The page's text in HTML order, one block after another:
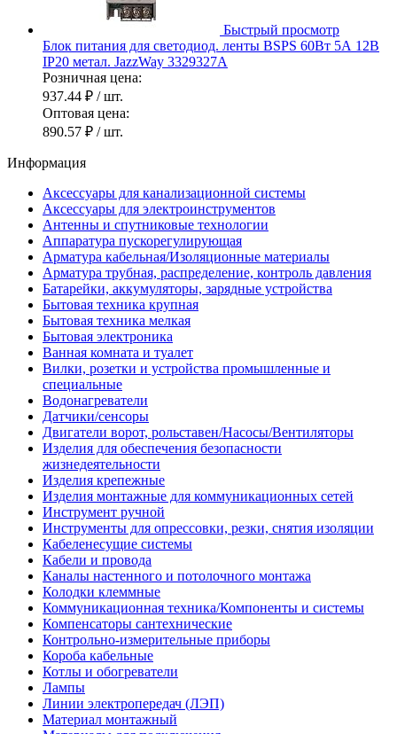
Быстрый просмотр
Блок питания для светодиод. ленты BSPS 60Вт 5А 12В
IP20 метал. JazzWay 3329327A
Розничная цена:
937.44 ₽ / шт.
Оптовая цена:
890.57 ₽ / шт.
Информация
Аксессуары для канализационной системы
Аксессуары для электроинструментов
Антенны и спутниковые технологии
Аппаратура пускорегулирующая
Арматура кабельная/Изоляционные материалы
Арматура трубная, распределение, контроль давления
Батарейки, аккумуляторы, зарядные устройства
Бытовая техника крупная
Бытовая техника мелкая
Бытовая электроника
Ванная комната и туалет
Вилки, розетки и устройства промышленные и
специальные
Водонагреватели
Датчики/сенсоры
Двигатели ворот, рольставен/Насосы/Вентиляторы
Изделия для обеспечения безопасности
жизнедеятельности
Изделия крепежные
Изделия монтажные для коммуникационных сетей
Инструмент ручной
Инструменты для опрессовки, резки, снятия изоляции
Кабеленесущие системы
Кабели и провода
Каналы настенного и потолочного монтажа
Колодки клеммные
Коммуникационная техника/Компоненты и системы
Компенсаторы сантехнические
Контрольно-измерительные приборы
Короба кабельные
Котлы и обогреватели
Лампы
Линии электропередач (ЛЭП)
Материал монтажный